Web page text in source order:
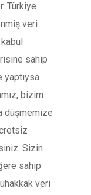
Türkiye
veri
sahip
yaptıysa
bizim
düşmemize
Sizin
sahip
veri